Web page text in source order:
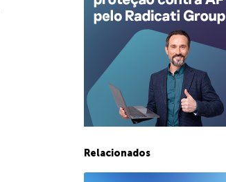
Relacionados